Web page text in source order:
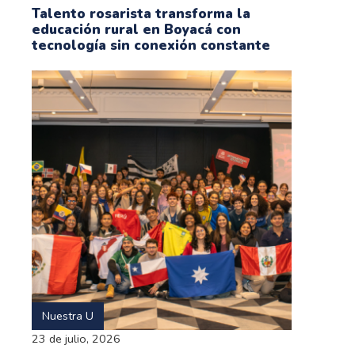
Talento rosarista transforma la
educación rural en Boyacá con
tecnología sin conexión constante
Nuestra U
23 de julio, 2026